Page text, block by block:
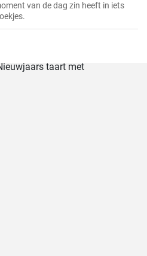
van de dag zin heeft in iets